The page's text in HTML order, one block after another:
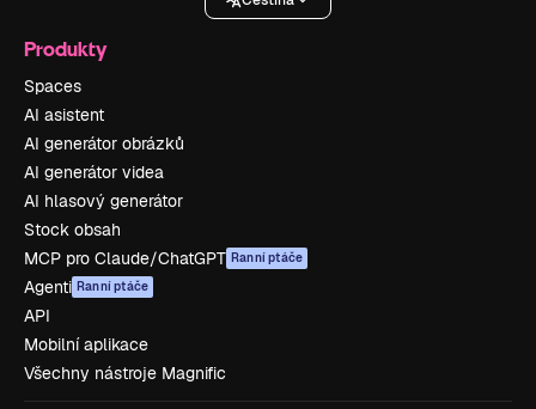
Produkty
Spaces
AI asistent
AI generátor obrázků
AI generátor videa
AI hlasový generátor
Stock obsah
MCP pro Claude/ChatGPT Ranní ptáče
Agenti Ranní ptáče
API
Mobilní aplikace
Všechny nástroje Magnific